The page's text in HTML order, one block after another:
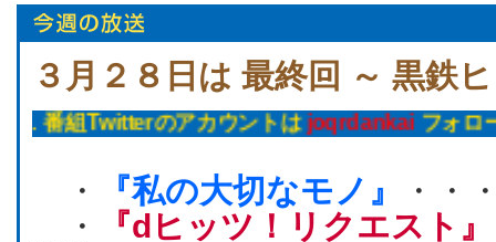
３月２８日は 最終回 ～ 黒鉄
のアカウントはjoqrdankaiフォローをお願いし
・ 『私の大切なモノ』
・・
・
『dヒッツ！リクエスト』